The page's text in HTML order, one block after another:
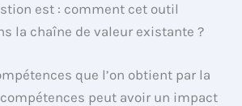
est : comment cet outil
la chaîne de valeur existante ?
que l’on obtient par la
peut avoir un impact